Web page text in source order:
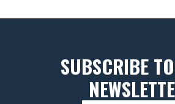
SUBSCRIBE